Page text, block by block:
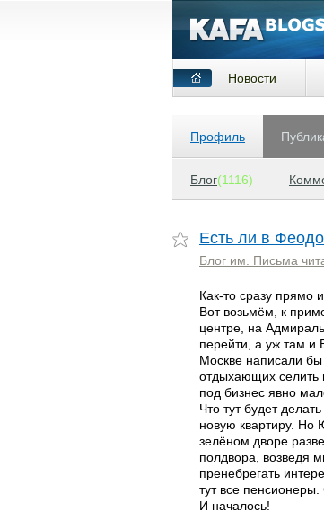
Новости
Профиль
Блог(1116)
Есть ли в
Блог им. Письма
Как-то сразу прямо
Вот возьмём, к
центре, на
перейти, а уж там и
Москве написали
отдыхающих селить
под бизнес явно
Что тут будет
новую квартиру. Но
зелёном дворе
полдвора, возведя
пренебрегать
тут все
И началось!